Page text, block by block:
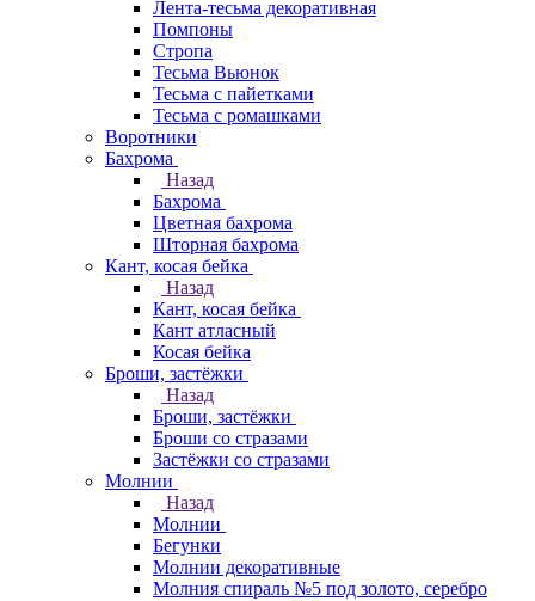
Лента-тесьма декоративная
Помпоны
Стропа
Тесьма Вьюнок
Тесьма с пайетками
Тесьма с ромашками
Воротники
Бахрома
Назад
Бахрома
Цветная бахрома
Шторная бахрома
Кант, косая бейка
Назад
Кант, косая бейка
Кант атласный
Косая бейка
Броши, застёжки
Назад
Броши, застёжки
Броши со стразами
Застёжки со стразами
Молнии
Назад
Молнии
Бегунки
Молнии декоративные
Молния спираль №5 под золото, серебро